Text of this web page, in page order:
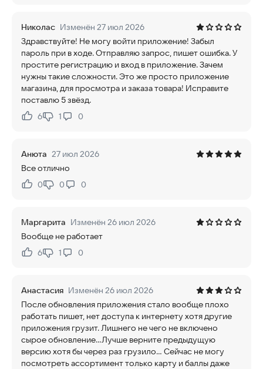
Николас Изменён 27 июл 2026
Здравствуйте! Не могу войти приложение! Забыл
пароль при в ходе. Отправляю запрос, пишет ошибка. У
простите регистрацию и вход в приложение. Зачем
нужны такие сложности. Это же просто приложение
магазина, для просмотра и заказа товара! Исправите
поставлю 5 звёзд.
Нравится:
6Не нравится:
1 0
Анюта 27 июл 2026
Все отлично
Нравится:
0Не нравится:
0 0
Маргарита Изменён 26 июл 2026
Вообще не работает
Нравится:
6Не нравится:
1 0
Анастасия Изменён 26 июл 2026
После обновления приложения стало вообще плохо
работать пишет, нет доступа к интернету хотя другие
приложения грузит. Лишнего не чего не включено
сырое обновление...Лучше верните предыдущую
версию хотя бы через раз грузило... Сейчас не могу
посмотреть ассортимент только карту и баллы даже